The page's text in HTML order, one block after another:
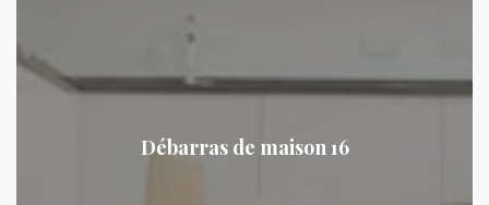
Débarras de maison 16